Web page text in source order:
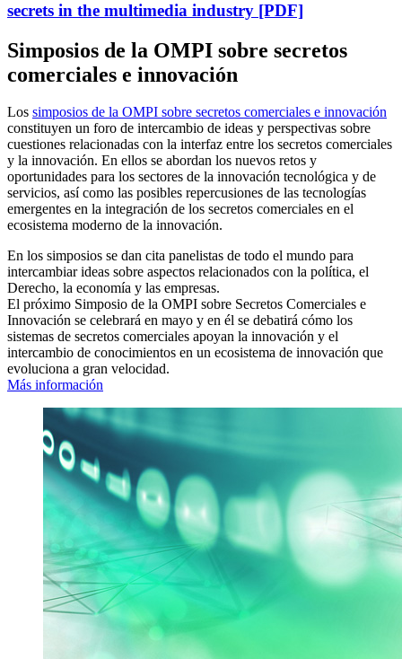
secrets in the multimedia industry [PDF]
Simposios de la OMPI sobre secretos
comerciales e innovación
Los simposios de la OMPI sobre secretos comerciales e innovación
constituyen un foro de intercambio de ideas y perspectivas sobre
cuestiones relacionadas con la interfaz entre los secretos comerciales
y la innovación. En ellos se abordan los nuevos retos y
oportunidades para los sectores de la innovación tecnológica y de
servicios, así como las posibles repercusiones de las tecnologías
emergentes en la integración de los secretos comerciales en el
ecosistema moderno de la innovación.
En los simposios se dan cita panelistas de todo el mundo para
intercambiar ideas sobre aspectos relacionados con la política, el
Derecho, la economía y las empresas.
El próximo Simposio de la OMPI sobre Secretos Comerciales e
Innovación se celebrará en mayo y en él se debatirá cómo los
sistemas de secretos comerciales apoyan la innovación y el
intercambio de conocimientos en un ecosistema de innovación que
evoluciona a gran velocidad.
Más información